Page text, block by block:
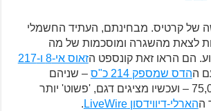
של קרטיס. מבחינתם, העתיד החשמלי
לצאת מהשגרה ומוסכמות של מה
הם הראו זאת קונספט ה
זאוס אי-8 ו-217
ההדס שמספק 214 כ"ס
– שניהם
מתומחרים ב-75,000$ – ועכשיו מציגים דגם, 'פשוט' יותר
ההארלי-דיווידסון LiveWire .